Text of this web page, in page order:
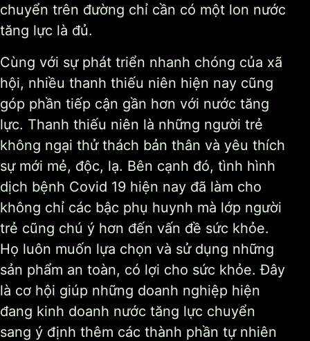
chuyển trên đường chỉ cần có một lon nước
tăng lực là đủ.
Cùng với sự phát triển nhanh chóng của xã
hội, nhiều thanh thiếu niên hiện nay cũng
góp phần tiếp cận gần hơn với nước tăng
lực. Thanh thiếu niên là những người trẻ
không ngại thử thách bản thân và yêu thích
sự mới mẻ, độc, lạ. Bên cạnh đó, tình hình
dịch bệnh Covid 19 hiện nay đã làm cho
không chỉ các bậc phụ huynh mà lớp người
trẻ cũng chú ý hơn đến vấn đề sức khỏe.
Họ luôn muốn lựa chọn và sử dụng những
sản phẩm an toàn, có lợi cho sức khỏe. Đây
là cơ hội giúp những doanh nghiệp hiện
đang kinh doanh nước tăng lực chuyển
sang ý định thêm các thành phần tự nhiên